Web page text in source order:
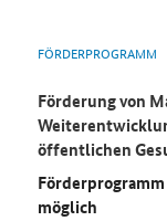
FÖRDERPROGRAMM
Förderung von
öffentlichen
möglich